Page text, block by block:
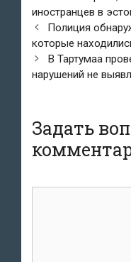
иностранцев в
Навигация
по
записям
Полиция
которые
В Тартумаа
нарушений не
Задать